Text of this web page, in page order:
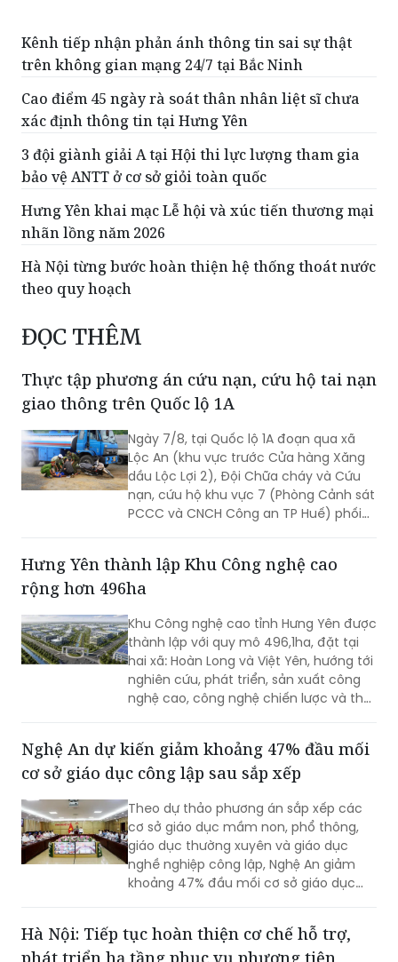
Kênh tiếp nhận phản ánh thông tin sai sự thật
trên không gian mạng 24/7 tại Bắc Ninh
Cao điểm 45 ngày rà soát thân nhân liệt sĩ chưa
xác định thông tin tại Hưng Yên
3 đội giành giải A tại Hội thi lực lượng tham gia
bảo vệ ANTT ở cơ sở giỏi toàn quốc
Hưng Yên khai mạc Lễ hội và xúc tiến thương mại
nhãn lồng năm 2026
Hà Nội từng bước hoàn thiện hệ thống thoát nước
theo quy hoạch
ĐỌC THÊM
Thực tập phương án cứu nạn, cứu hộ tai nạn
giao thông trên Quốc lộ 1A
Ngày 7/8, tại Quốc lộ 1A đoạn qua xã
Lộc An (khu vực trước Cửa hàng Xăng
dầu Lộc Lợi 2), Đội Chữa cháy và Cứu
nạn, cứu hộ khu vực 7 (Phòng Cảnh sát
PCCC và CNCH Công an TP Huế) phối
huống tai nạn giao thông đường bộ có
huy động nhiều lực lượng, phương tiện
Hưng Yên thành lập Khu Công nghệ cao
rộng hơn 496ha
Khu Công nghệ cao tỉnh Hưng Yên được
thành lập với quy mô 496,1ha, đặt tại
hai xã: Hoàn Long và Việt Yên, hướng tới
nghiên cứu, phát triển, sản xuất công
nghệ cao, công nghệ chiến lược và thu
Nghệ An dự kiến giảm khoảng 47% đầu mối
cơ sở giáo dục công lập sau sắp xếp
Theo dự thảo phương án sắp xếp các
cơ sở giáo dục mầm non, phổ thông,
giáo dục thường xuyên và giáo dục
nghề nghiệp công lập, Nghệ An giảm
khoảng 47% đầu mối cơ sở giáo dục
Hà Nội: Tiếp tục hoàn thiện cơ chế hỗ trợ,